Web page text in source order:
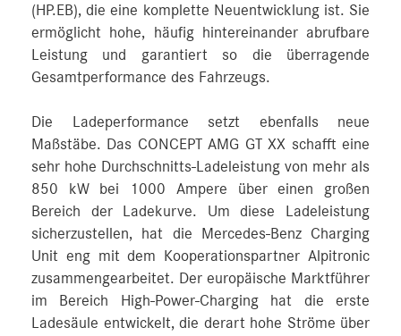
(HP.EB), die eine komplette Neuentwicklung ist. Sie
ermöglicht hohe, häufig hintereinander abrufbare
Leistung und garantiert so die überragende
Gesamtperformance des Fahrzeugs.
Die Ladeperformance setzt ebenfalls neue
Maßstäbe. Das CONCEPT AMG GT XX schafft eine
sehr hohe Durchschnitts-Ladeleistung von mehr als
850 kW bei 1000 Ampere über einen großen
Bereich der Ladekurve. Um diese Ladeleistung
sicherzustellen, hat die Mercedes‑Benz Charging
Unit eng mit dem Kooperationspartner Alpitronic
zusammengearbeitet. Der europäische Marktführer
im Bereich High-Power-Charging hat die erste
Ladesäule entwickelt, die derart hohe Ströme über